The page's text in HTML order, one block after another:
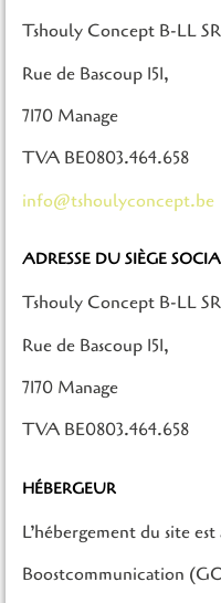
Tshouly Concept B-LL
Rue de Bascoup 151,
7170 Manage
TVA BE0803.464.658
info@tshoulyconcept.be
ADRESSE DU SIÈGE
Tshouly Concept B-LL
Rue de Bascoup 151,
7170 Manage
TVA BE0803.464.658
HÉBERGEUR
L’hébergement du site est
Boostcommunication